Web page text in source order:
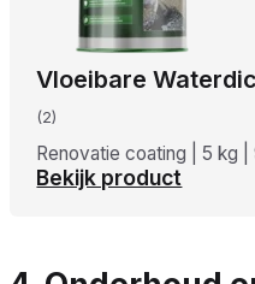
Vloeibare
(2)
Renovatie coating | 5 kg
Bekijk product